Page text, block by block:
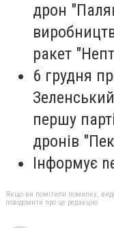
дрон
ракет
6 грудня
першу
дронів
Інформує
Якщо ви помітили помилку,
повідомити про це редакцію